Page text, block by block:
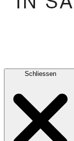
Schliessen